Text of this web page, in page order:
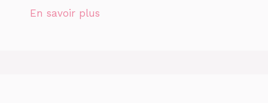
En savoir plus